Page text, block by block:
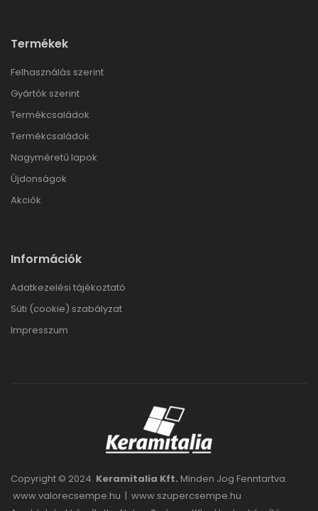
Termékek
Felhasználás szerint
Gyártók szerint
Termékcsaládok
Termékcsaládok
Nagyméretű lapok
Újdonságok
Akciók
Információk
Adatkezelési tájékoztató
Süti (cookie) szabályzat
Impresszum
Copyright © 2024. Keramitalia Kft. Minden Jog Fenntartva.
www.valorecsempe.hu | www.szupercsempe.hu